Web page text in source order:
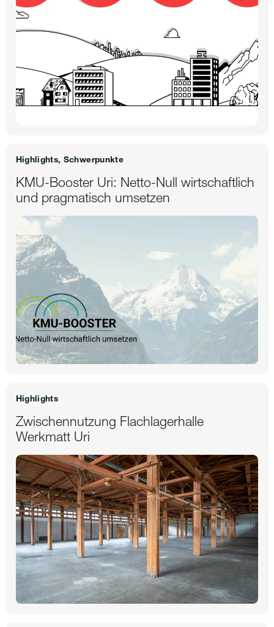
Highlights, Schwerpunkte
KMU-Booster Uri: Netto-Null wirtschaftlich
und pragmatisch umsetzen
Highlights
Zwischennutzung Flachlagerhalle
Werkmatt Uri